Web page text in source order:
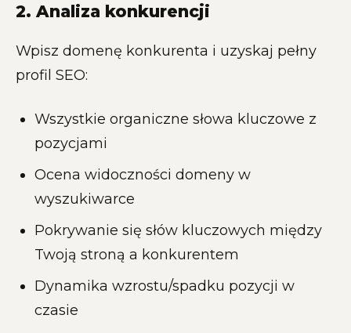
2. Analiza konkurencji
Wpisz domenę konkurenta i uzyskaj pełny
profil SEO:
Wszystkie organiczne słowa kluczowe z
pozycjami
Ocena widoczności domeny w
wyszukiwarce
Pokrywanie się słów kluczowych między
Twoją stroną a konkurentem
Dynamika wzrostu/spadku pozycji w
czasie